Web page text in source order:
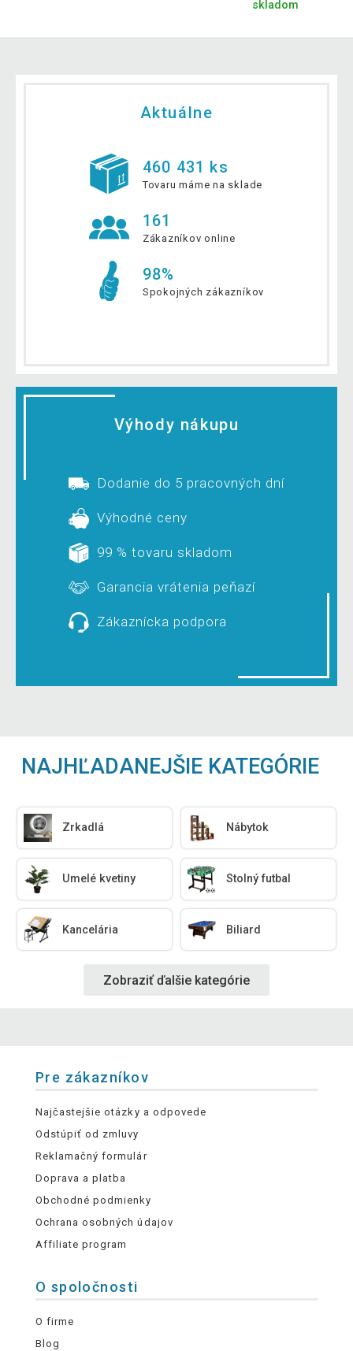
skladom
Aktuálne
460 431 ks
Tovaru máme na sklade
161
Zákazníkov online
98%
Spokojných zákazníkov
Výhody nákupu
Dodanie do 5 pracovných dní
Výhodné ceny
99 % tovaru skladom
Garancia vrátenia peňazí
Zákaznícka podpora
NAJHĽADANEJŠIE KATEGÓRIE
Zrkadlá Nábytok
Umelé kvetiny Stolný futbal
Kancelária Biliard
Zobraziť ďalšie kategórie
Pre zákazníkov
Najčastejšie otázky a odpovede
Odstúpiť od zmluvy
Reklamačný formulár
Doprava a platba
Obchodné podmienky
Ochrana osobných údajov
Affiliate program
O spoločnosti
O firme
Blog